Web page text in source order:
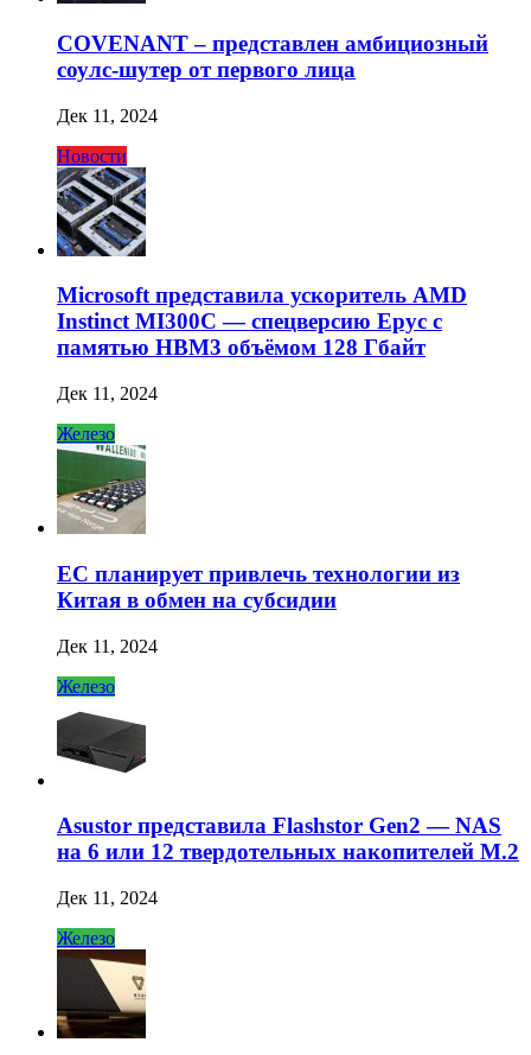
COVENANT – представлен амбициозный
соулс-шутер от первого лица
Дек 11, 2024
Новости
Microsoft представила ускоритель AMD
Instinct MI300C — спецверсию Epyc с
памятью HBM3 объёмом 128 Гбайт
Дек 11, 2024
Железо
ЕС планирует привлечь технологии из
Китая в обмен на субсидии
Дек 11, 2024
Железо
Asustor представила Flashstor Gen2 — NAS
на 6 или 12 твердотельных накопителей M.2
Дек 11, 2024
Железо